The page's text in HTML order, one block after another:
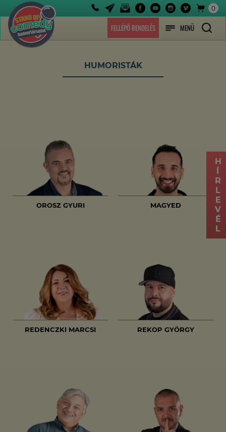
0
FELLÉPŐ RENDELÉS MENÜ
HÍRLEVÉL
HUMORISTÁK
OROSZ GYURI MAGYED
REDENCZKI MARCSI REKOP GYÖRGY